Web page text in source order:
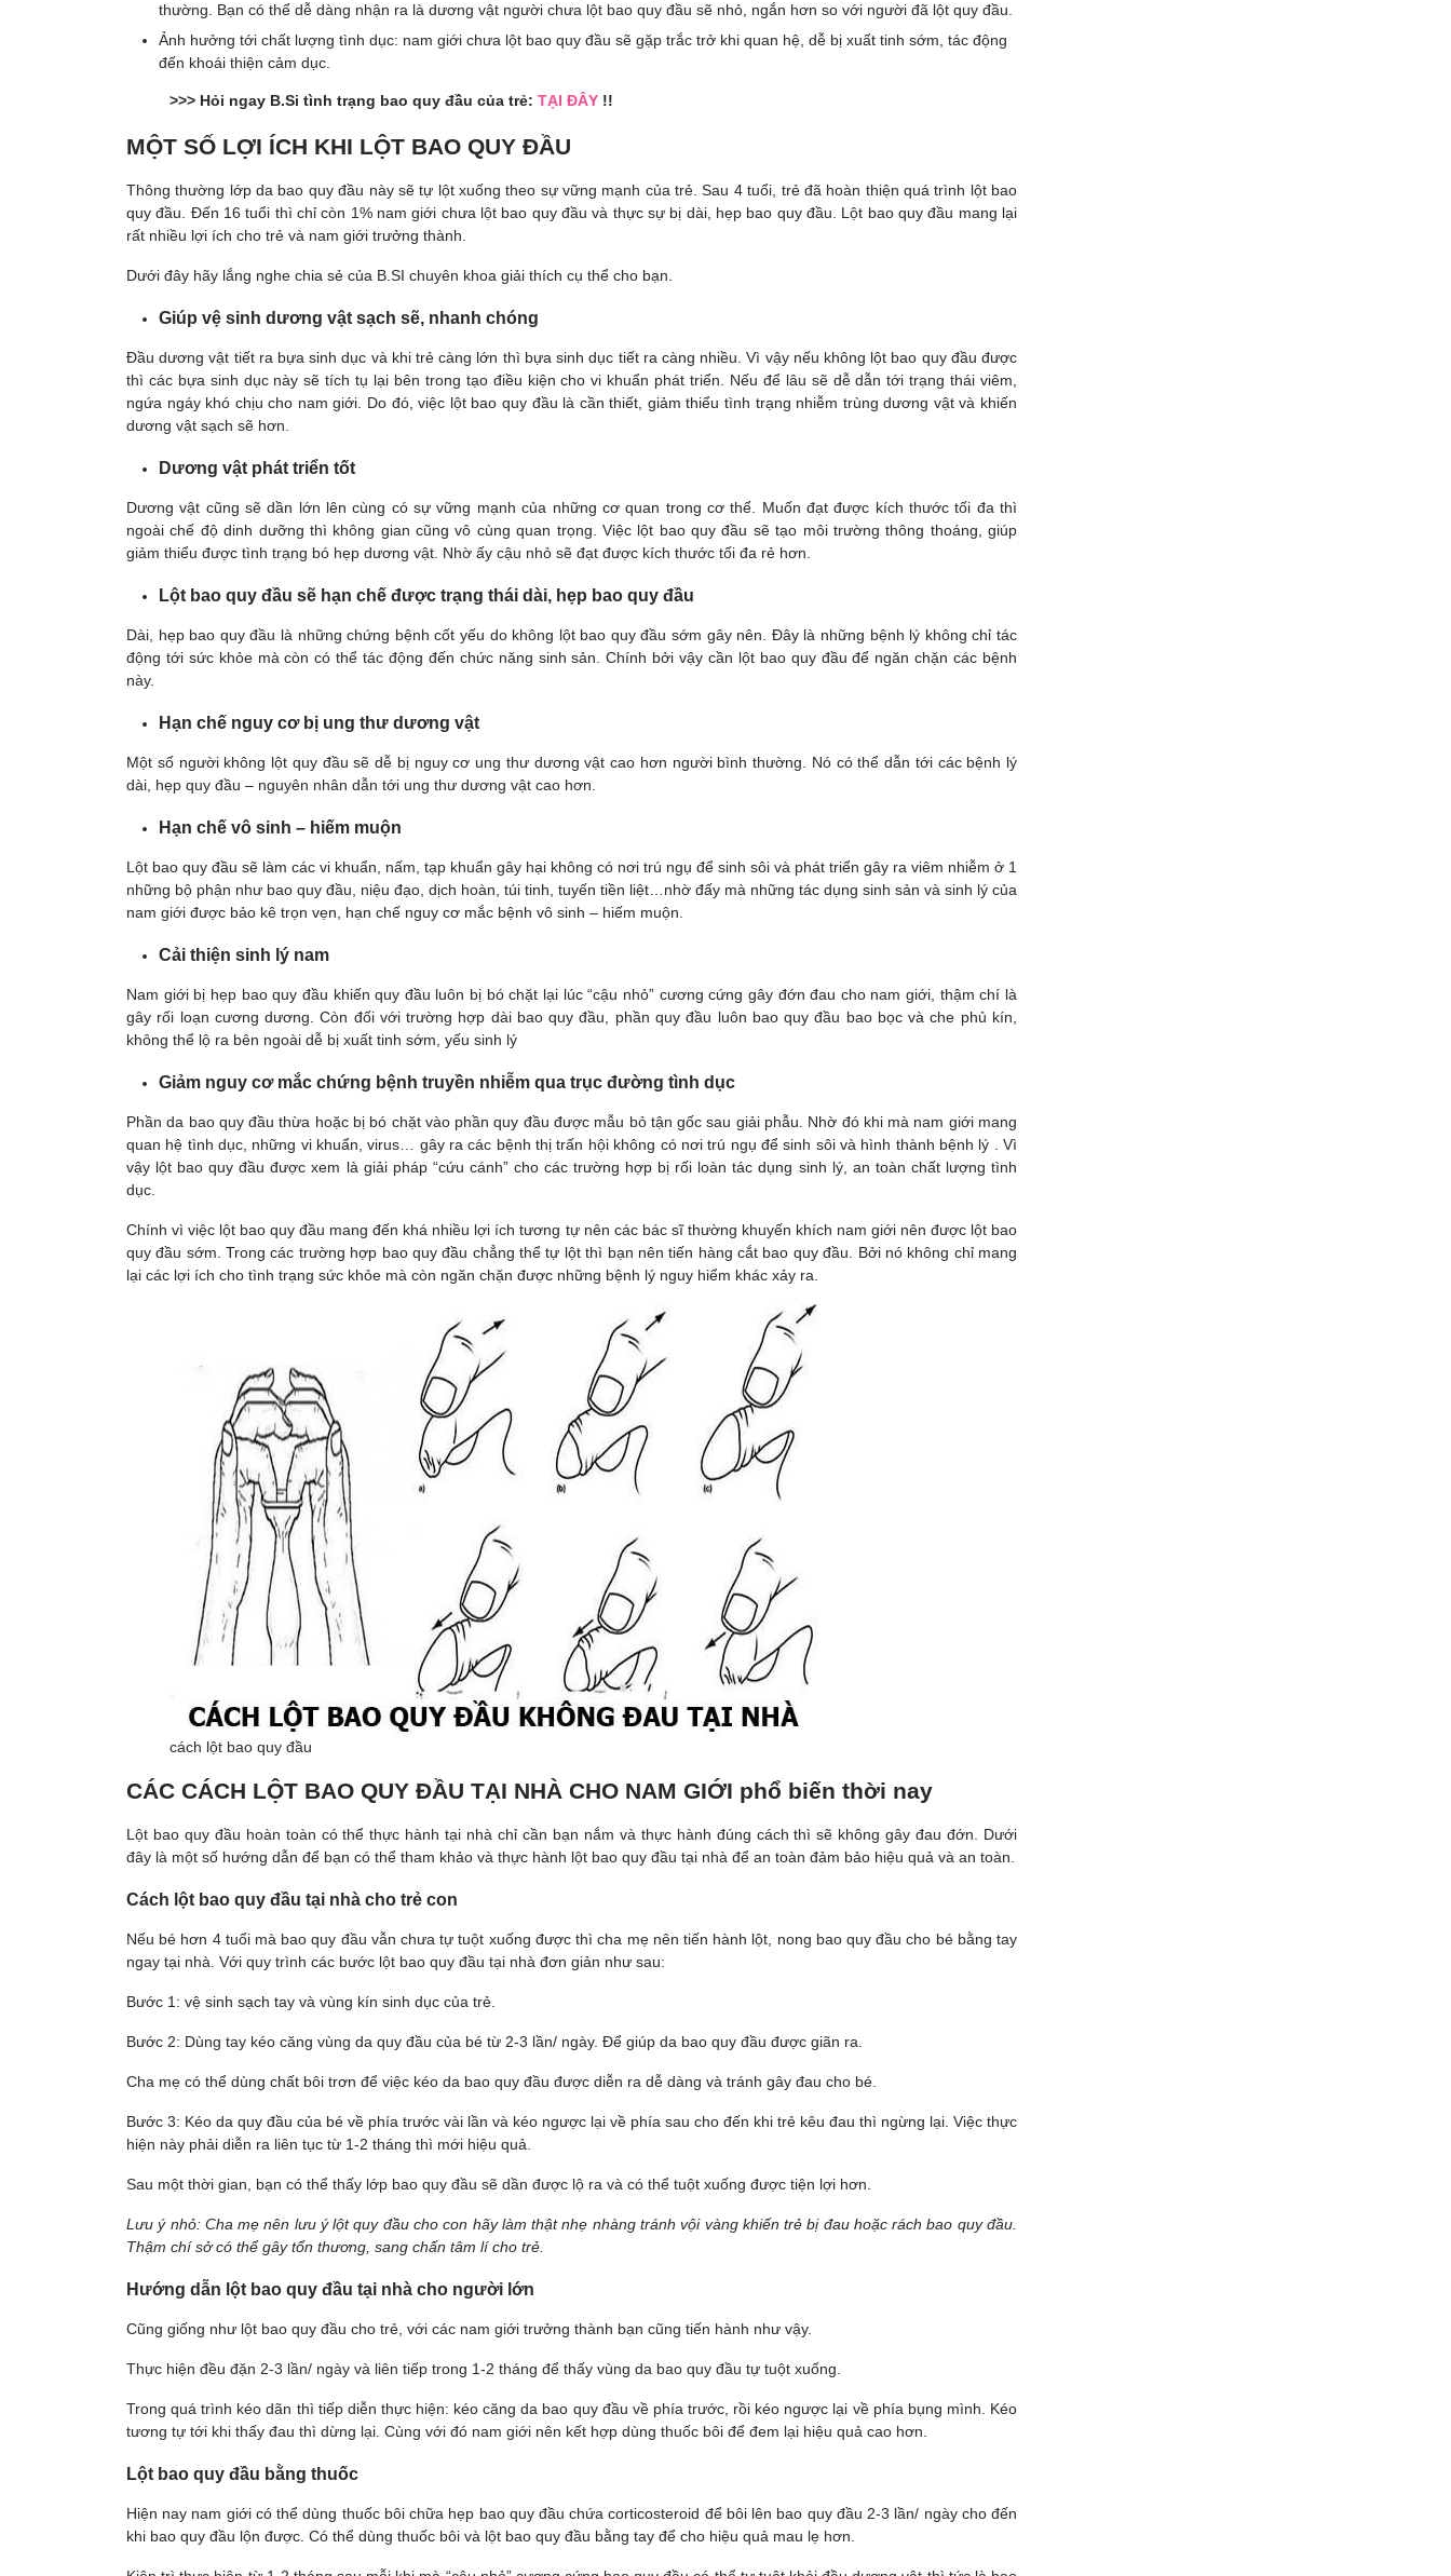
thường. Bạn có thể dễ dàng nhận ra là dương vật người chưa lột bao quy đầu sẽ nhỏ, ngắn hơn so với người đã lột quy đầu.
Ảnh hưởng tới chất lượng tình dục: nam giới chưa lột bao quy đầu sẽ gặp trắc trở khi quan hệ, dễ bị xuất tinh sớm, tác động
đến khoái thiện cảm dục.
>>> Hỏi ngay B.Si tình trạng bao quy đầu của trẻ: TẠI ĐÂY !!
MỘT SỐ LỢI ÍCH KHI LỘT BAO QUY ĐẦU
Thông thường lớp da bao quy đầu này sẽ tự lột xuống theo sự vững mạnh của trẻ. Sau 4 tuổi, trẻ đã hoàn thiện quá trình lột bao
quy đầu. Đến 16 tuổi thì chỉ còn 1% nam giới chưa lột bao quy đầu và thực sự bị dài, hẹp bao quy đầu. Lột bao quy đầu mang lại
rất nhiều lợi ích cho trẻ và nam giới trưởng thành.
Dưới đây hãy lắng nghe chia sẻ của B.SI chuyên khoa giải thích cụ thể cho bạn.
Giúp vệ sinh dương vật sạch sẽ, nhanh chóng
Đầu dương vật tiết ra bựa sinh dục và khi trẻ càng lớn thì bựa sinh dục tiết ra càng nhiều. Vì vậy nếu không lột bao quy đầu được
thì các bựa sinh dục này sẽ tích tụ lại bên trong tạo điều kiện cho vi khuẩn phát triển. Nếu để lâu sẽ dễ dẫn tới trạng thái viêm,
ngứa ngáy khó chịu cho nam giới. Do đó, việc lột bao quy đầu là cần thiết, giảm thiểu tình trạng nhiễm trùng dương vật và khiến
dương vật sạch sẽ hơn.
Dương vật phát triển tốt
Dương vật cũng sẽ dần lớn lên cùng có sự vững mạnh của những cơ quan trong cơ thể. Muốn đạt được kích thước tối đa thì
ngoài chế độ dinh dưỡng thì không gian cũng vô cùng quan trọng. Việc lột bao quy đầu sẽ tạo môi trường thông thoáng, giúp
giảm thiểu được tình trạng bó hẹp dương vật. Nhờ ấy cậu nhỏ sẽ đạt được kích thước tối đa rẻ hơn.
Lột bao quy đầu sẽ hạn chế được trạng thái dài, hẹp bao quy đầu
Dài, hẹp bao quy đầu là những chứng bệnh cốt yếu do không lột bao quy đầu sớm gây nên. Đây là những bệnh lý không chỉ tác
động tới sức khỏe mà còn có thể tác động đến chức năng sinh sản. Chính bởi vậy cần lột bao quy đầu để ngăn chặn các bệnh
này.
Hạn chế nguy cơ bị ung thư dương vật
Một số người không lột quy đầu sẽ dễ bị nguy cơ ung thư dương vật cao hơn người bình thường. Nó có thể dẫn tới các bệnh lý
dài, hẹp quy đầu – nguyên nhân dẫn tới ung thư dương vật cao hơn.
Hạn chế vô sinh – hiếm muộn
Lột bao quy đầu sẽ làm các vi khuẩn, nấm, tạp khuẩn gây hại không có nơi trú ngụ để sinh sôi và phát triển gây ra viêm nhiễm ở 1
những bộ phận như bao quy đầu, niệu đạo, dịch hoàn, túi tinh, tuyến tiền liệt…nhờ đấy mà những tác dụng sinh sản và sinh lý của
nam giới được bảo kê trọn vẹn, hạn chế nguy cơ mắc bệnh vô sinh – hiếm muộn.
Cải thiện sinh lý nam
Nam giới bị hẹp bao quy đầu khiến quy đầu luôn bị bó chặt lại lúc “cậu nhỏ” cương cứng gây đớn đau cho nam giới, thậm chí là
gây rối loạn cương dương. Còn đối với trường hợp dài bao quy đầu, phần quy đầu luôn bao quy đầu bao bọc và che phủ kín,
không thể lộ ra bên ngoài dễ bị xuất tinh sớm, yếu sinh lý
Giảm nguy cơ mắc chứng bệnh truyền nhiễm qua trục đường tình dục
Phần da bao quy đầu thừa hoặc bị bó chặt vào phần quy đầu được mẫu bỏ tận gốc sau giải phẫu. Nhờ đó khi mà nam giới mang
quan hệ tình dục, những vi khuẩn, virus… gây ra các bệnh thị trấn hội không có nơi trú ngụ để sinh sôi và hình thành bệnh lý . Vì
vậy lột bao quy đầu được xem là giải pháp “cứu cánh” cho các trường hợp bị rối loàn tác dụng sinh lý, an toàn chất lượng tình
dục.
Chính vì việc lột bao quy đầu mang đến khá nhiều lợi ích tương tự nên các bác sĩ thường khuyến khích nam giới nên được lột bao
quy đầu sớm. Trong các trường hợp bao quy đầu chẳng thể tự lột thì bạn nên tiến hàng cắt bao quy đầu. Bởi nó không chỉ mang
lại các lợi ích cho tình trạng sức khỏe mà còn ngăn chặn được những bệnh lý nguy hiểm khác xảy ra.
cách lột bao quy đầu
CÁC CÁCH LỘT BAO QUY ĐẦU TẠI NHÀ CHO NAM GIỚI phổ biến thời nay
Lột bao quy đầu hoàn toàn có thể thực hành tại nhà chỉ cần bạn nắm và thực hành đúng cách thì sẽ không gây đau đớn. Dưới
đây là một số hướng dẫn để bạn có thể tham khảo và thực hành lột bao quy đầu tại nhà để an toàn đảm bảo hiệu quả và an toàn.
Cách lột bao quy đầu tại nhà cho trẻ con
Nếu bé hơn 4 tuổi mà bao quy đầu vẫn chưa tự tuột xuống được thì cha mẹ nên tiến hành lột, nong bao quy đầu cho bé bằng tay
ngay tại nhà. Với quy trình các bước lột bao quy đầu tại nhà đơn giản như sau:
Bước 1: vệ sinh sạch tay và vùng kín sinh dục của trẻ.
Bước 2: Dùng tay kéo căng vùng da quy đầu của bé từ 2-3 lần/ ngày. Để giúp da bao quy đầu được giãn ra.
Cha mẹ có thể dùng chất bôi trơn để việc kéo da bao quy đầu được diễn ra dễ dàng và tránh gây đau cho bé.
Bước 3: Kéo da quy đầu của bé về phía trước vài lần và kéo ngược lại về phía sau cho đến khi trẻ kêu đau thì ngừng lại. Việc thực
hiện này phải diễn ra liên tục từ 1-2 tháng thì mới hiệu quả.
Sau một thời gian, bạn có thể thấy lớp bao quy đầu sẽ dần được lộ ra và có thể tuột xuống được tiện lợi hơn.
Lưu ý nhỏ: Cha mẹ nên lưu ý lột quy đầu cho con hãy làm thật nhẹ nhàng tránh vội vàng khiến trẻ bị đau hoặc rách bao quy đầu.
Thậm chí sở có thể gây tổn thương, sang chấn tâm lí cho trẻ.
Hướng dẫn lột bao quy đầu tại nhà cho người lớn
Cũng giống như lột bao quy đầu cho trẻ, với các nam giới trưởng thành bạn cũng tiến hành như vậy.
Thực hiện đều đặn 2-3 lần/ ngày và liên tiếp trong 1-2 tháng để thấy vùng da bao quy đầu tự tuột xuống.
Trong quá trình kéo dãn thì tiếp diễn thực hiện: kéo căng da bao quy đầu về phía trước, rồi kéo ngược lại về phía bụng mình. Kéo
tương tự tới khi thấy đau thì dừng lại. Cùng với đó nam giới nên kết hợp dùng thuốc bôi để đem lại hiệu quả cao hơn.
Lột bao quy đầu bằng thuốc
Hiện nay nam giới có thể dùng thuốc bôi chữa hẹp bao quy đầu chứa corticosteroid để bôi lên bao quy đầu 2-3 lần/ ngày cho đến
khi bao quy đầu lộn được. Có thể dùng thuốc bôi và lột bao quy đầu bằng tay để cho hiệu quả mau lẹ hơn.